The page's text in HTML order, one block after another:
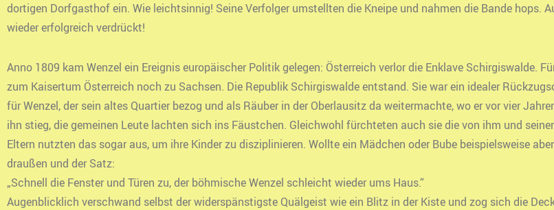
dortigen Dorfgasthof ein. Wie leichtsinnig! Seine Verfolger umstellten die Kneipe und nahmen die Bande hops.
wieder erfolgreich verdrückt!
Anno 1809 kam Wenzel ein Ereignis europäischer Politik gelegen: Österreich verlor die Enklave Schirgiswalde.
zum Kaisertum Österreich noch zu Sachsen. Die Republik Schirgiswalde entstand. Sie war ein idealer
für Wenzel, der sein altes Quartier bezog und als Räuber in der Oberlausitz da weitermachte, wo er vor vier
ihn stieg, die gemeinen Leute lachten sich ins Fäustchen. Gleichwohl fürchteten auch sie die von ihm und
Eltern nutzten das sogar aus, um ihre Kinder zu disziplinieren. Wollte ein Mädchen oder Bube beispielsweise
draußen und der Satz:
„Schnell die Fenster und Türen zu, der böhmische Wenzel schleicht wieder ums Haus.“
Augenblicklich verschwand selbst der widerspänstigste Quälgeist wie ein Blitz in der Kiste und zog sich die